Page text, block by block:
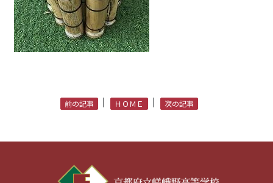
前の記事 ｜ ＨＯＭＥ ｜ 次の記事